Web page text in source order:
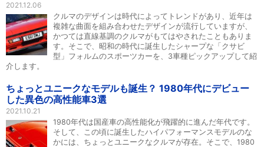
2021.12.06
クルマのデザインは時代によってトレンドがあり、近年は
複雑な曲面を組み合わせたデザインが流行していますが、
かつては直線基調のクルマがもてはやされたこともありま
す。そこで、昭和の時代に誕生したシャープな「クサビ
型」フォルムのスポーツカーを、3車種ピックアップして紹
介します。
ちょっとユニークなモデルも誕生？ 1980年代にデビュー
した異色の高性能車3選
2021.10.21
1980年代は国産車の高性能化が飛躍的に進んだ年代です。
そして、この頃に誕生したハイパフォーマンスモデルのな
かには、ちょっとユニークなクルマが存在。そこで、1980